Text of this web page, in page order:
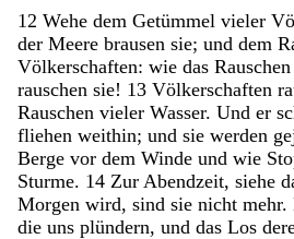
12 Wehe dem Getümmel vieler
der Meere brausen sie; und dem
Völkerschaften: wie das Rauschen
rauschen sie! 13 Völkerschaften
Rauschen vieler Wasser. Und er
fliehen weithin; und sie werden
Berge vor dem Winde und wie
Sturme. 14 Zur Abendzeit, siehe
Morgen wird, sind sie nicht mehr.
die uns plündern, und das Los